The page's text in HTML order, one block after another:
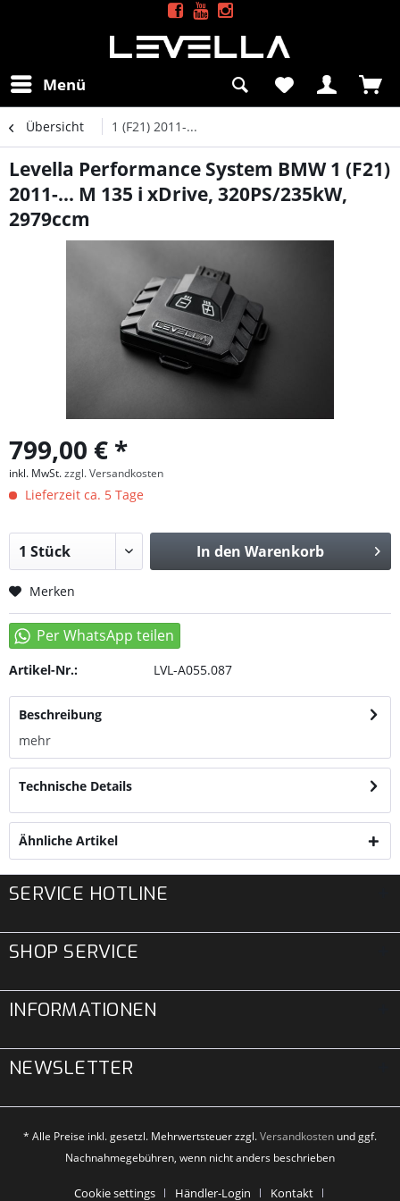
Menü
Übersicht 1 (F21) 2011-...
Levella Performance System BMW 1 (F21)
2011-... M 135 i xDrive, 320PS/235kW,
2979ccm
799,00 € *
inkl. MwSt.zzgl. Versandkosten
Lieferzeit ca. 5 Tage
In den Warenkorb
Merken
Artikel-Nr.: LVL-A055.087
Beschreibung
mehr
Technische Details
Ähnliche Artikel
SERVICE HOTLINE
SHOP SERVICE
INFORMATIONEN
NEWSLETTER
* Alle Preise inkl. gesetzl. Mehrwertsteuer zzgl.Versandkosten und ggf.
Nachnahmegebühren, wenn nicht anders beschrieben
Cookie settings Händler-Login Kontakt